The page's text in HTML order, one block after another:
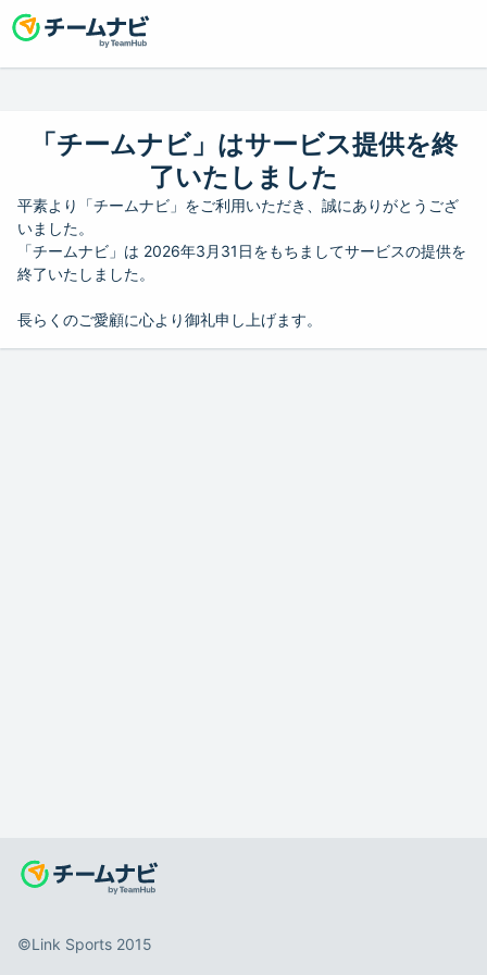
「チームナビ」はサービス提供を終
了いたしました
平素より「チームナビ」をご利用いただき、誠にありがとうござ
いました。
「チームナビ」は 2026年3月31日をもちましてサービスの提供を
終了いたしました。
長らくのご愛顧に心より御礼申し上げます。
©️Link Sports 2015